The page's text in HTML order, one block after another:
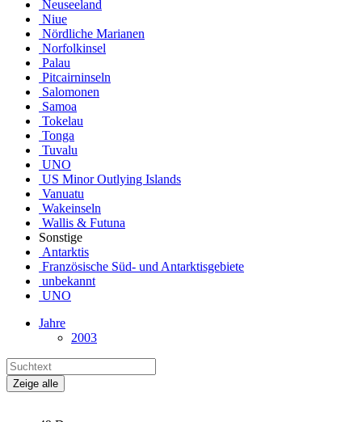
Neuseeland
Niue
Nördliche Marianen
Norfolkinsel
Palau
Pitcairninseln
Salomonen
Samoa
Tokelau
Tonga
Tuvalu
UNO
US Minor Outlying Islands
Vanuatu
Wakeinseln
Wallis & Futuna
Sonstige
Antarktis
Französische Süd- und Antarktisgebiete
unbekannt
UNO
Jahre
2003
Zeige alle